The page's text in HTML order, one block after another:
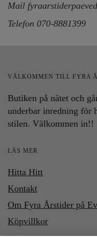
Mail
Telefon 070-8881399
VÄLKOMMEN TILL FYRA
Butiken på nätet och
underbar inredning för
stilen. Välkommen in!!
LÄS MER
Hitta Hitt
Kontakt
Om Fyra Årstider på
Köpvillkor